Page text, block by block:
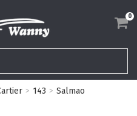
0
143
Salmao